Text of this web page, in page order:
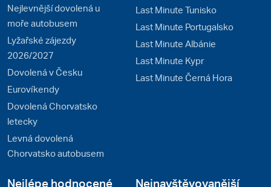
Nejlevnější dovolená u
moře autobusem
Lyžařské zájezdy
2026/2027
Dovolená v Česku
Eurovíkendy
Dovolená Chorvatsko
letecky
Levná dovolená
Chorvatsko autobusem
Last Minute Tunisko
Last Minute Portugalsko
Last Minute Albánie
Last Minute Kypr
Last Minute Černá Hora
Nejlépe hodnocené
Nejnavštěvovanější